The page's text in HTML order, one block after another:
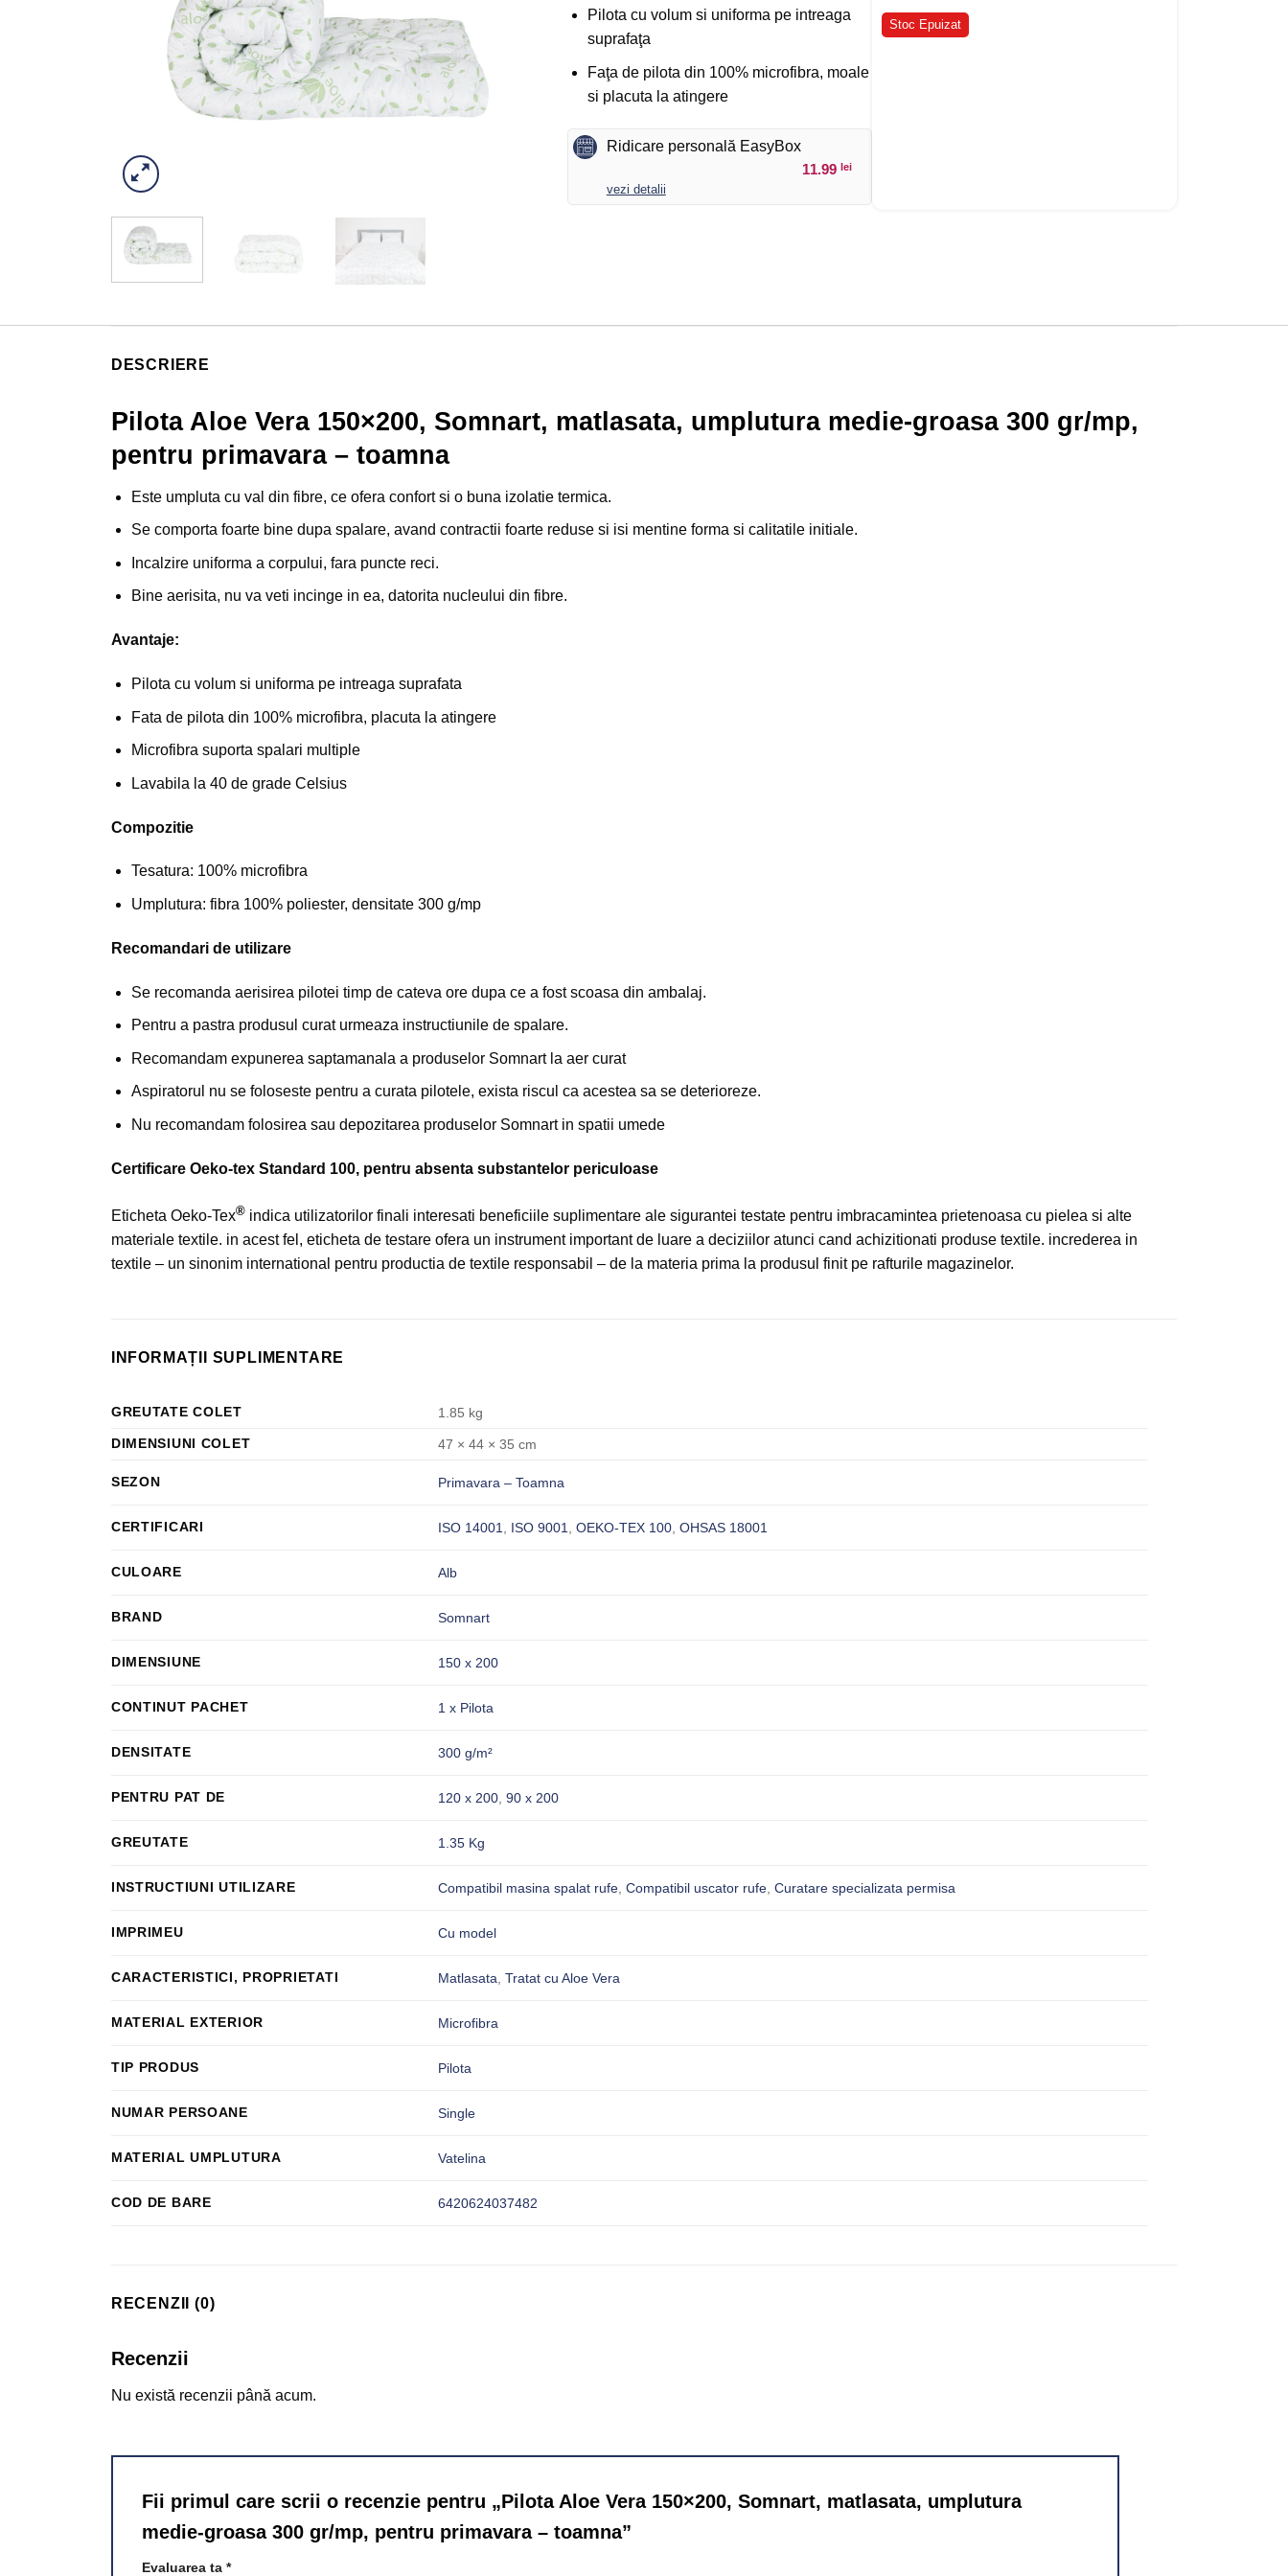
Pilota cu volum si uniforma pe intreaga
suprafaţa
Faţa de pilota din 100% microfibra, moale
si placuta la atingere
Ridicare personală EasyBox
11.99 lei
vezi detalii
Stoc Epuizat
DESCRIERE
Pilota Aloe Vera 150×200, Somnart, matlasata, umplutura medie-groasa 300 gr/mp,
pentru primavara – toamna
Este umpluta cu val din fibre, ce ofera confort si o buna izolatie termica.
Se comporta foarte bine dupa spalare, avand contractii foarte reduse si isi mentine forma si calitatile initiale.
Incalzire uniforma a corpului, fara puncte reci.
Bine aerisita, nu va veti incinge in ea, datorita nucleului din fibre.
Avantaje:
Pilota cu volum si uniforma pe intreaga suprafata
Fata de pilota din 100% microfibra, placuta la atingere
Microfibra suporta spalari multiple
Lavabila la 40 de grade Celsius
Compozitie
Tesatura: 100% microfibra
Umplutura: fibra 100% poliester, densitate 300 g/mp
Recomandari de utilizare
Se recomanda aerisirea pilotei timp de cateva ore dupa ce a fost scoasa din ambalaj.
Pentru a pastra produsul curat urmeaza instructiunile de spalare.
Recomandam expunerea saptamanala a produselor Somnart la aer curat
Aspiratorul nu se foloseste pentru a curata pilotele, exista riscul ca acestea sa se deterioreze.
Nu recomandam folosirea sau depozitarea produselor Somnart in spatii umede
Certificare Oeko-tex Standard 100, pentru absenta substantelor periculoase
Eticheta Oeko-Tex®indica utilizatorilor finali interesati beneficiile suplimentare ale sigurantei testate pentru imbracamintea prietenoasa cu pielea si alte
materiale textile. in acest fel, eticheta de testare ofera un instrument important de luare a deciziilor atunci cand achizitionati produse textile. increderea in
textile – un sinonim international pentru productia de textile responsabil – de la materia prima la produsul finit pe rafturile magazinelor.
INFORMAȚII SUPLIMENTARE
GREUTATE COLET
1.85 kg
DIMENSIUNI COLET
47 × 44 × 35 cm
SEZON Primavara – Toamna
CERTIFICARI ISO 14001 ISO 9001 OEKO-TEX 100, OHSAS 18001
CULOARE Alb
BRAND Somnart
DIMENSIUNE 150 x 200
CONTINUT PACHET 1 x Pilota
DENSITATE 300 g/m²
PENTRU PAT DE 120 x 200, 90 x 200
GREUTATE 1.35 Kg
INSTRUCTIUNI UTILIZARE Compatibil masina spalat rufe, Compatibil uscator rufe, Curatare specializata permisa
IMPRIMEU Cu model
CARACTERISTICI, PROPRIETATI Matlasata Tratat cu Aloe Vera
MATERIAL EXTERIOR Microfibra
TIP PRODUS Pilota
NUMAR PERSOANE Single
MATERIAL UMPLUTURA Vatelina
COD DE BARE 6420624037482
RECENZII (0)
Recenzii
Nu există recenzii până acum.
Fii primul care scrii o recenzie pentru „Pilota Aloe Vera 150×200, Somnart, matlasata, umplutura
medie-groasa 300 gr/mp, pentru primavara – toamna”
Evaluarea ta *